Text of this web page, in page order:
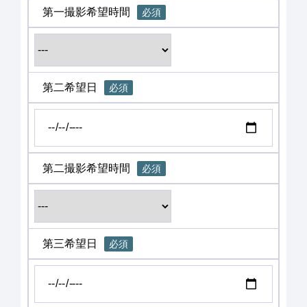
第一撮影希望時間 必須
第二希望日 必須
第二撮影希望時間 必須
第三希望日 必須